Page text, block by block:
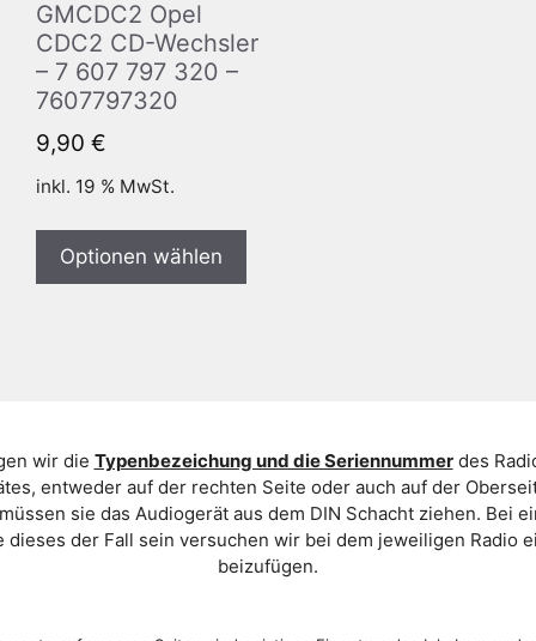
GMCDC2 Opel
CDC2 CD-Wechsler
– 7 607 797 320 –
7607797320
9,90 €
inkl. 19 % MwSt.
Optionen wählen
wir die Typenbezeichung und die Seriennummerdes
entweder auf der rechten Seite oder auch auf der
sie das Audiogerät aus dem DIN Schacht ziehen. Bei
der Fall sein versuchen wir bei dem jeweiligen Radio
beizufügen.